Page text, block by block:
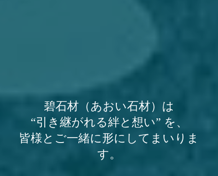
碧石材（あおい石材）は
“引き継がれる絆と想い” を、
皆様とご一緒に形にしてまいりま
す。